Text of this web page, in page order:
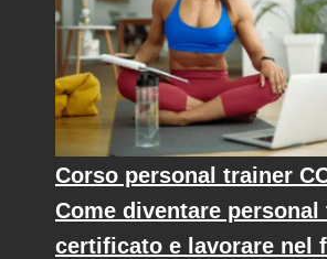
Corso personal trainer
Come diventare personal
certificato e lavorare nel